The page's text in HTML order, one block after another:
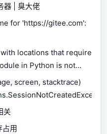
务器 | 臭大佬
for 'https://gitee.com':
locations that require
in Python is not
screen, stacktrace)
关
占用